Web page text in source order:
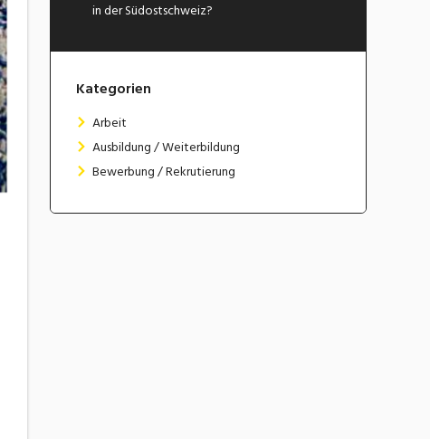
in der Südostschweiz?
Kategorien
Arbeit
Ausbildung / Weiterbildung
Bewerbung / Rekrutierung